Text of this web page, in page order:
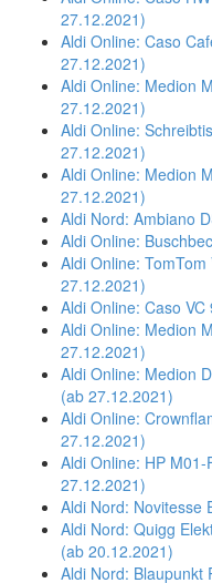
27.12.2021)
Aldi Online: Caso
27.12.2021)
Aldi Online: Medion
27.12.2021)
Aldi Online:
27.12.2021)
Aldi Online: Medion
27.12.2021)
Aldi Nord: Ambiano
Aldi Online:
Aldi Online:
27.12.2021)
Aldi Online: Caso
Aldi Online: Medion
27.12.2021)
Aldi Online: Medion
(ab 27.12.2021)
Aldi Online:
27.12.2021)
Aldi Online: HP
27.12.2021)
Aldi Nord: Novitesse
Aldi Nord: Quigg
(ab 20.12.2021)
Aldi Nord: Blaupunkt